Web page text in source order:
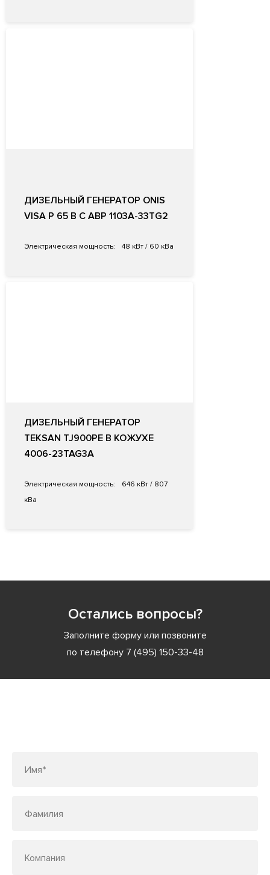
ДИЗЕЛЬНЫЙ ГЕНЕРАТОР ONIS
VISA P 65 B С АВР 1103A-33TG2
Электрическая мощность: 48 кВт / 60 кВа
ДИЗЕЛЬНЫЙ ГЕНЕРАТОР
TEKSAN TJ900PE В КОЖУХЕ
4006-23TAG3A
Электрическая мощность:
646 кВт / 807
кВа
Остались вопросы?
Заполните форму или позвоните
по телефону 7 (495) 150-33-48
Имя*
Фамилия
Компания